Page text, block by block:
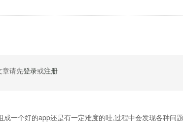
章请先登录或注册
一个好的app还是有一定难度的哇,过程中会发现各种问题